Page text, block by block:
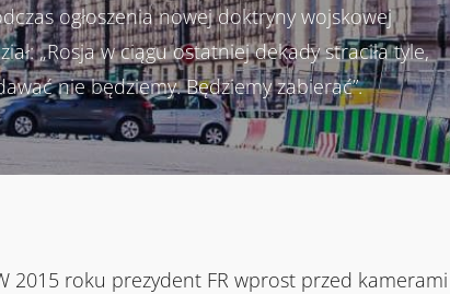
ogłoszenia nowej doktryny wojskowej
„Rosja w ciągu ostatniej dekady straciła tyle,
nie będziemy. Będziemy zabierać”.
2015 roku prezydent FR wprost przed